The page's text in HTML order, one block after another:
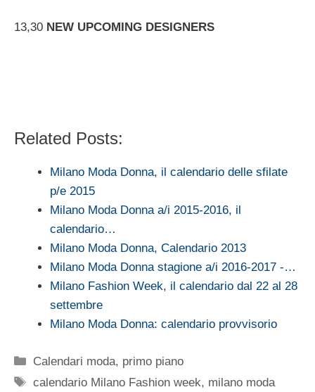
13,30 NEW UPCOMING DESIGNERS
Related Posts:
Milano Moda Donna, il calendario delle sfilate
p/e 2015
Milano Moda Donna a/i 2015-2016, il
calendario…
Milano Moda Donna, Calendario 2013
Milano Moda Donna stagione a/i 2016-2017 -…
Milano Fashion Week, il calendario dal 22 al 28
settembre
Milano Moda Donna: calendario provvisorio
Categorie
Calendari moda, primo piano
Tag
calendario Milano Fashion week, milano moda